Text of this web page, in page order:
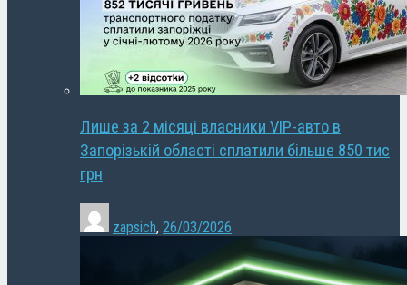
Лише за 2 місяці власники VIP-авто в
Запорізькій області сплатили більше 850 тис
грн
zapsich, 26/03/2026